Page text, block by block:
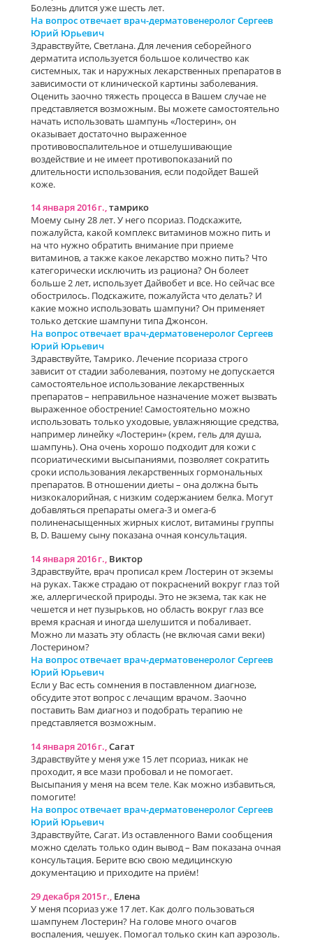
Болезнь длится уже шесть лет.
На вопрос отвечает врач-дерматовенеролог Сергеев
Юрий Юрьевич
Здравствуйте, Светлана. Для лечения себорейного
дерматита используется большое количество как
системных, так и наружных лекарственных препаратов в
зависимости от клинической картины заболевания.
Оценить заочно тяжесть процесса в Вашем случае не
представляется возможным. Вы можете самостоятельно
начать использовать шампунь «Лостерин», он
оказывает достаточно выраженное
противовоспалительное и отшелушивающие
воздействие и не имеет противопоказаний по
длительности использования, если подойдет Вашей
коже.
14 января 2016 г.,тамрико
Моему сыну 28 лет. У него псориаз. Подскажите,
пожалуйста, какой комплекс витаминов можно пить и
на что нужно обратить внимание при приеме
витаминов, а также какое лекарство можно пить? Что
категорически исключить из рациона? Он болеет
больше 2 лет, использует Дайвобет и все. Но сейчас все
обострилось. Подскажите, пожалуйста что делать? И
какие можно использовать шампуни? Он применяет
только детские шампуни типа Джонсон.
На вопрос отвечает врач-дерматовенеролог Сергеев
Юрий Юрьевич
Здравствуйте, Тамрико. Лечение псориаза строго
зависит от стадии заболевания, поэтому не допускается
самостоятельное использование лекарственных
препаратов – неправильное назначение может вызвать
выраженное обострение! Самостоятельно можно
использовать только уходовые, увлажняющие средства,
например линейку «Лостерин» (крем, гель для душа,
шампунь). Она очень хорошо подходит для кожи с
псориатическими высыпаниями, позволяет сократить
сроки использования лекарственных гормональных
препаратов. В отношении диеты – она должна быть
низкокалорийная, с низким содержанием белка. Могут
добавляться препараты омега-3 и омега-6
полиненасыщенных жирных кислот, витамины группы
В, D. Вашему сыну показана очная консультация.
14 января 2016 г., Виктор
Здравствуйте, врач прописал крем Лостерин от экземы
на руках. Также страдаю от покраснений вокруг глаз той
же, аллергической природы. Это не экзема, так как не
чешется и нет пузырьков, но область вокруг глаз все
время красная и иногда шелушится и побаливает.
Можно ли мазать эту область (не включая сами веки)
Лостерином?
На вопрос отвечает врач-дерматовенеролог Сергеев
Юрий Юрьевич
Если у Вас есть сомнения в поставленном диагнозе,
обсудите этот вопрос с лечащим врачом. Заочно
поставить Вам диагноз и подобрать терапию не
представляется возможным.
14 января 2016 г.,Сагат
Здравствуйте у меня уже 15 лет псориаз, никак не
проходит, я все мази пробовал и не помогает.
Высыпания у меня на всем теле. Как можно избавиться,
помогите!
На вопрос отвечает врач-дерматовенеролог Сергеев
Юрий Юрьевич
Здравствуйте, Сагат. Из оставленного Вами сообщения
можно сделать только один вывод – Вам показана очная
консультация. Берите всю свою медицинскую
документацию и приходите на приём!
29 декабря 2015 г., Елена
У меня псориаз уже 17 лет. Как долго пользоваться
шампунем Лостерин? На голове много очагов
воспаления, чешуек. Помогал только скин кап аэрозоль.